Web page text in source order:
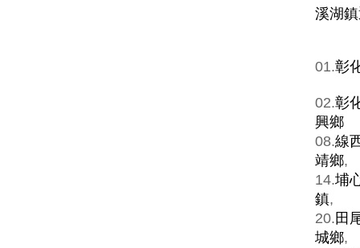
溪湖
01.彰
02.彰
興鄉
08.線
靖鄉,
14.埔
鎮,
20. 田
城鄉,